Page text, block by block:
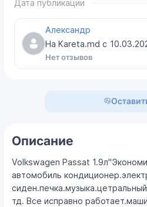
Дата публикации
Александр
На Kareta.md с
Нет отзывов
Описание
Volkswagen Passat
автомобиль
тд. Все исправно